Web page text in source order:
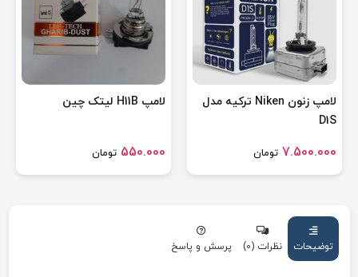
لامپ زنون Niken ترکیه مدل
D1S
تومان7.500.000
لامپ H11B لیتک چین
تومان550.000
توضیحات نظرات (0) پرسش و پاسخ